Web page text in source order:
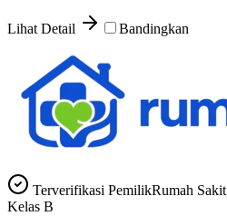
Lihat Detail Bandingkan
Terverifikasi PemilikRumah Sakit
Kelas B